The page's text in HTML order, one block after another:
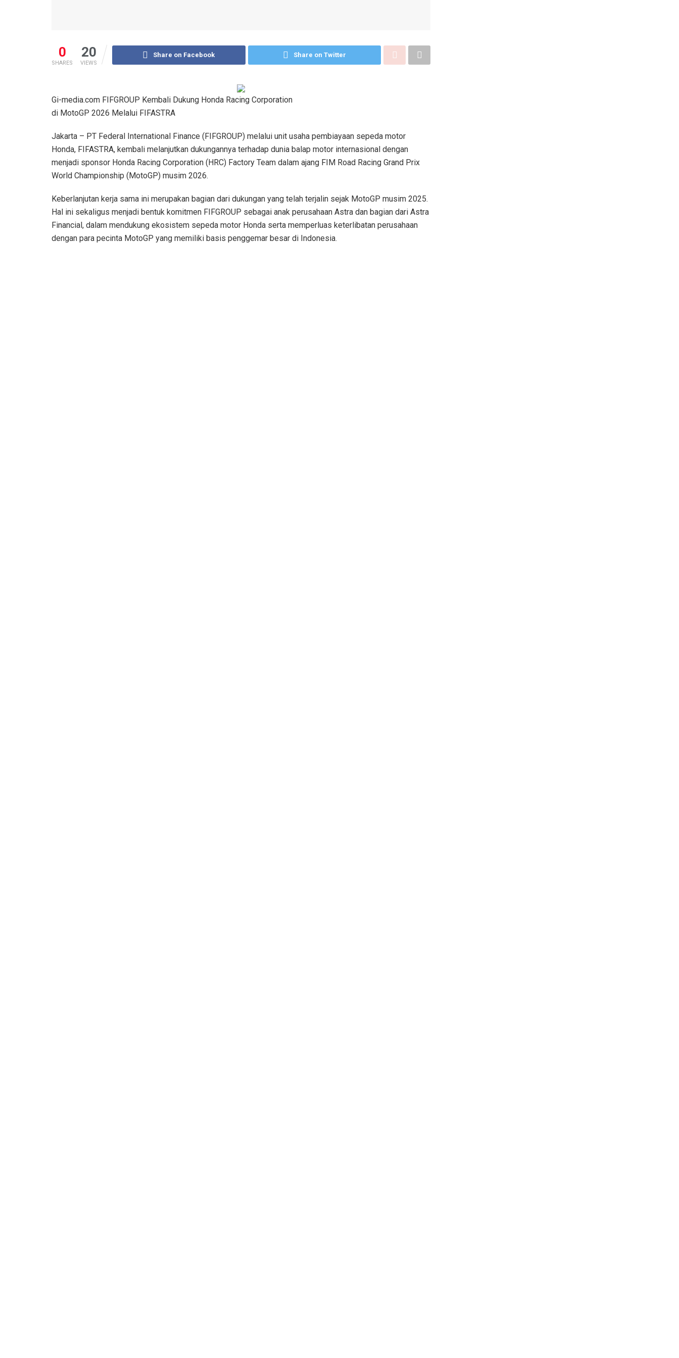
0
SHARES
20
VIEWS
Share on Facebook Share on Twitter
Gi-media.com FIFGROUP Kembali Dukung Honda Racing Corporation
di MotoGP 2026 Melalui FIFASTRA
Jakarta – PT Federal International Finance (FIFGROUP) melalui unit usaha pembiayaan sepeda motor
Honda, FIFASTRA, kembali melanjutkan dukungannya terhadap dunia balap motor internasional dengan
menjadi sponsor Honda Racing Corporation (HRC) Factory Team dalam ajang FIM Road Racing Grand Prix
World Championship (MotoGP) musim 2026.
Keberlanjutan kerja sama ini merupakan bagian dari dukungan yang telah terjalin sejak MotoGP musim 2025.
Hal ini sekaligus menjadi bentuk komitmen FIFGROUP sebagai anak perusahaan Astra dan bagian dari Astra
Financial, dalam mendukung ekosistem sepeda motor Honda serta memperluas keterlibatan perusahaan
dengan para pecinta MotoGP yang memiliki basis penggemar besar di Indonesia.